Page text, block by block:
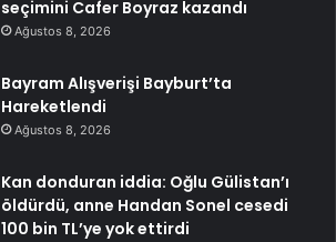
seçimini Cafer Boyraz kazandı
Ağustos 8, 2026
Bayram Alışverişi Bayburt’ta
Hareketlendi
Ağustos 8, 2026
Kan donduran iddia: Oğlu Gülistan’ı
öldürdü, anne Handan Sonel cesedi
100 bin TL’ye yok ettirdi